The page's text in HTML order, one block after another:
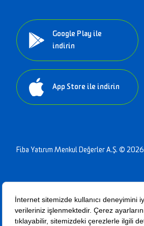
Google Play ile
indirin
App Store ile indirin
Fiba Yatırım Menkul Değerler A.Ş. © 2026